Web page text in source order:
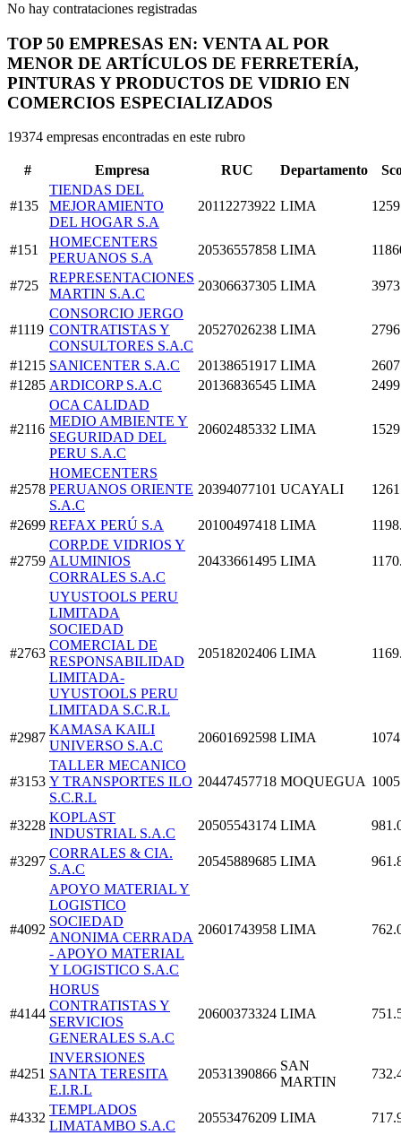
No hay contrataciones registradas
TOP 50 EMPRESAS EN: VENTA AL POR
MENOR DE ARTÍCULOS DE FERRETERÍA,
PINTURAS Y PRODUCTOS DE VIDRIO EN
COMERCIOS ESPECIALIZADOS
19374 empresas encontradas en este rubro
# Empresa RUC Departamento
#135
TIENDAS DEL
MEJORAMIENTO
DEL HOGAR S.A
20112273922 LIMA
#151
HOMECENTERS
PERUANOS S.A
20536557858 LIMA
#725
REPRESENTACIONES
MARTIN S.A.C
20306637305 LIMA
#1119
CONSORCIO JERGO
CONTRATISTAS Y
CONSULTORES S.A.C
20527026238 LIMA
#1215 SANICENTER S.A.C 20138651917 LIMA
#1285 ARDICORP S.A.C 20136836545 LIMA
#2116
OCA CALIDAD
MEDIO AMBIENTE Y
SEGURIDAD DEL
PERU S.A.C
20602485332 LIMA
#2578
HOMECENTERS
PERUANOS ORIENTE
S.A.C
20394077101 UCAYALI
#2699 REFAX PERÚ S.A 20100497418 LIMA
#2759
CORP.DE VIDRIOS Y
ALUMINIOS
CORRALES S.A.C
20433661495 LIMA
#2763
UYUSTOOLS PERU
LIMITADA
SOCIEDAD
COMERCIAL DE
RESPONSABILIDAD
LIMITADA-
UYUSTOOLS PERU
LIMITADA S.C.R.L
20518202406 LIMA
#2987
KAMASA KAILI
UNIVERSO S.A.C
20601692598 LIMA
#3153
TALLER MECANICO
Y TRANSPORTES ILO
S.C.R.L
20447457718 MOQUEGUA
#3228
KOPLAST
INDUSTRIAL S.A.C
20505543174 LIMA
#3297
CORRALES & CIA.
S.A.C
20545889685 LIMA
#4092
APOYO MATERIAL Y
LOGISTICO
SOCIEDAD
ANONIMA CERRADA
- APOYO MATERIAL
Y LOGISTICO S.A.C
20601743958 LIMA
#4144
HORUS
CONTRATISTAS Y
SERVICIOS
GENERALES S.A.C
20600373324 LIMA
#4251
INVERSIONES
SANTA TERESITA
E.I.R.L
20531390866
SAN
MARTIN
#4332
TEMPLADOS
LIMATAMBO S.A.C
20553476209 LIMA